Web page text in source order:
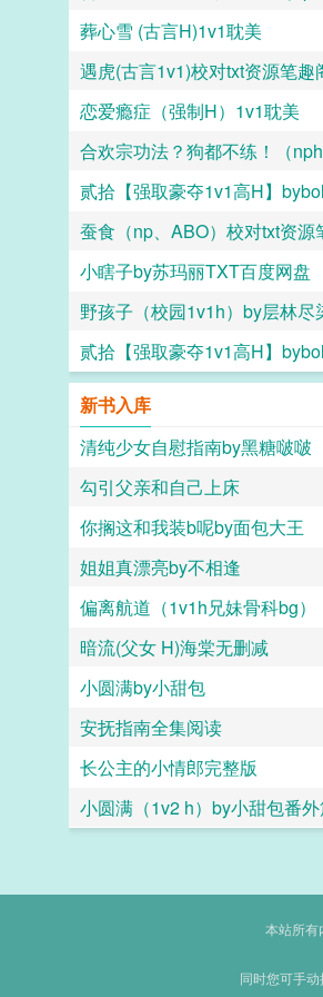
葬心雪 (古言H)1v1耽美
遇虎(古言1v1)校对txt资源笔趣
恋爱瘾症（强制H）1v1耽美
蚕食（np、ABO）校对txt资源
兔坠
小瞎子by苏玛丽TXT百度网盘
新书入库
清纯少女自慰指南by黑糖啵啵
勾引父亲和自己上床
你搁这和我装b呢by面包大王
姐姐真漂亮by不相逢
偏离航道（1v1h兄妹骨科bg）
暗流(父女 H)海棠无删减
小圆满by小甜包
安抚指南全集阅读
长公主的小情郎完整版
小圆满（1v2 h）by小甜包番
本站所有
同时您可手